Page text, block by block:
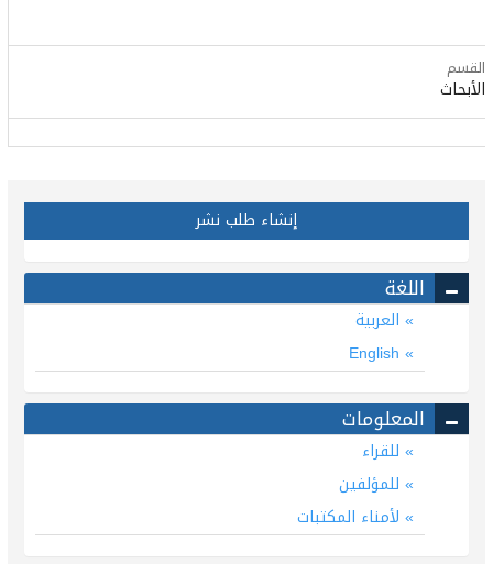
القسم
الأبحاث
إنشاء طلب نشر
اللغة
العربية
English
المعلومات
للقراء
للمؤلفين
لأمناء المكتبات